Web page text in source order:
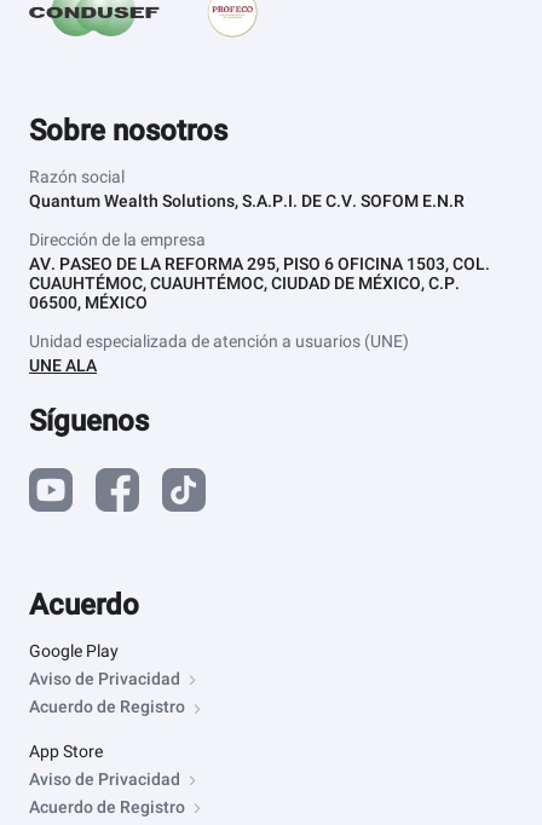
Sobre nosotros
Razón social
Quantum Wealth Solutions, S.A.P.I. DE C.V. SOFOM E.N.R
Dirección de la empresa
AV. PASEO DE LA REFORMA 295, PISO 6 OFICINA 1503, COL.
CUAUHTÉMOC, CUAUHTÉMOC, CIUDAD DE MÉXICO, C.P.
06500, MÉXICO
Unidad especializada de atención a usuarios (UNE)
UNE ALA
Síguenos
Acuerdo
Google Play
Aviso de Privacidad
Acuerdo de Registro
App Store
Aviso de Privacidad
Acuerdo de Registro